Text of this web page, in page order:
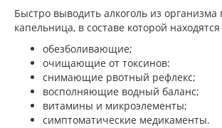
Быстро выводить алкоголь из организма
капельница, в составе которой
обезболивающие;
очищающие от токсинов:
снимающие рвотный рефлекс;
восполняющие водный баланс;
витамины и микроэлементы;
симптоматические медикаменты.